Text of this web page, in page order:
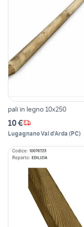
pali in legno 10x250
10 €
Lugagnano Val d'Arda (PC)